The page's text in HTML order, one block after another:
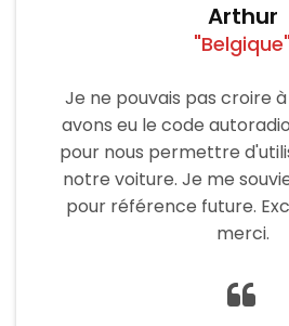
Arthur
"Belgique"
Je ne pouvais pas croire
avons eu le code
pour nous permettre
notre voiture. Je me
pour référence future.
merci.